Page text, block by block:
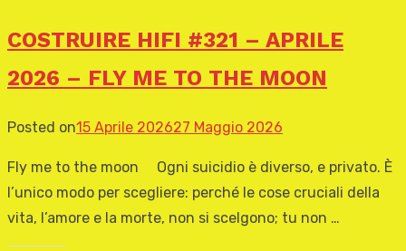
COSTRUIRE HIFI #321 – APRILE
2026 – FLY ME TO THE MOON
Posted on15 Aprile 202627 Maggio 2026
Fly me to the moon Ogni suicidio è diverso, e privato. È
l’unico modo per scegliere: perché le cose cruciali della
vita, l’amore e la morte, non si scelgono; tu non …